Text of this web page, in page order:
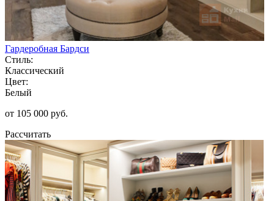
Гардеробная Бардси
Стиль:
Классический
Цвет:
Белый
от 105 000 руб.
Рассчитать